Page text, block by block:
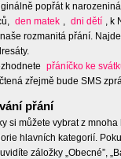
popřát k
den matek , dni dětí , k
rozmanitá přání.
přáníčko ke
zřejmě bude SMS
přání
si můžete vybrat z
hlavních kategorií.
záložky „Obecné”,